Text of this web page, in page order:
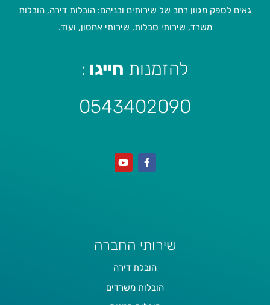
גאים לספק מגוון רחב של שירותים ובניהם: הובלות דירה, הובלות
משרד, שירותי סבלות, שירותי אחסון, ועוד.
להזמנות חייגו :
0543402090
שירותי החברה
הובלת דירה
הובלות משרדים